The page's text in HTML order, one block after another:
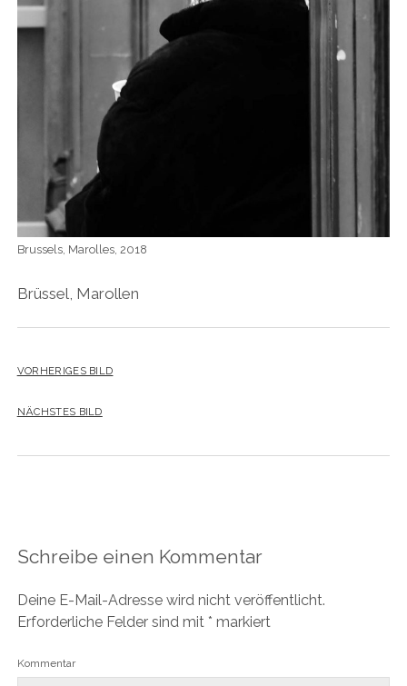
Brussels, Marolles, 2018
Brüssel, Marollen
VORHERIGES BILD
NÄCHSTES BILD
Schreibe einen Kommentar
Deine E-Mail-Adresse wird nicht veröffentlicht.
Erforderliche Felder sind mit * markiert
Kommentar